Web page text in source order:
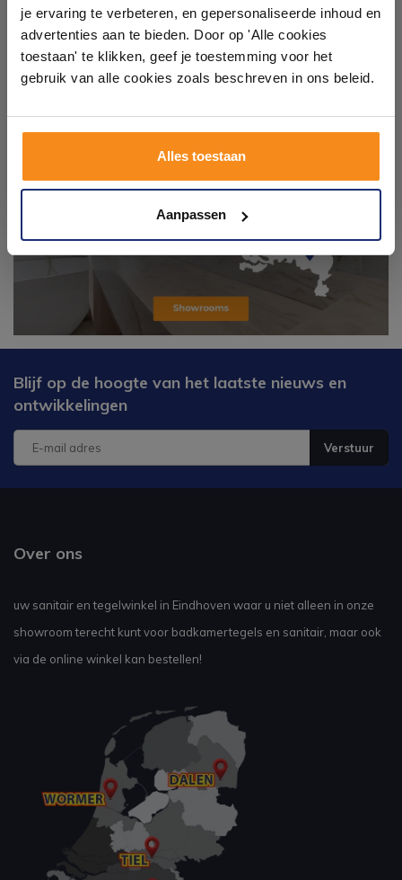
je ervaring te verbeteren, en gepersonaliseerde inhoud en
advertenties aan te bieden. Door op 'Alle cookies
toestaan' te klikken, geef je toestemming voor het
gebruik van alle cookies zoals beschreven in ons beleid.
Alles toestaan
Aanpassen
Blijf op de hoogte van het laatste nieuws en
ontwikkelingen
Verstuur
Over ons
uw sanitair en tegelwinkel in Eindhoven waar u niet alleen in onze
showroom terecht kunt voor badkamertegels en sanitair, maar ook
via de online winkel kan bestellen!
Laat je inspireren door 21 volledig ingerichte
badkameropstellingen – van compact tot luxe. Onze
ervaren adviseurs helpen je persoonlijk, en je vindt
tegels & sanitair direct uit voorraad. Gratis parkeren
op eigen terrein.
Kom langs en ervaar zelf het verschil!